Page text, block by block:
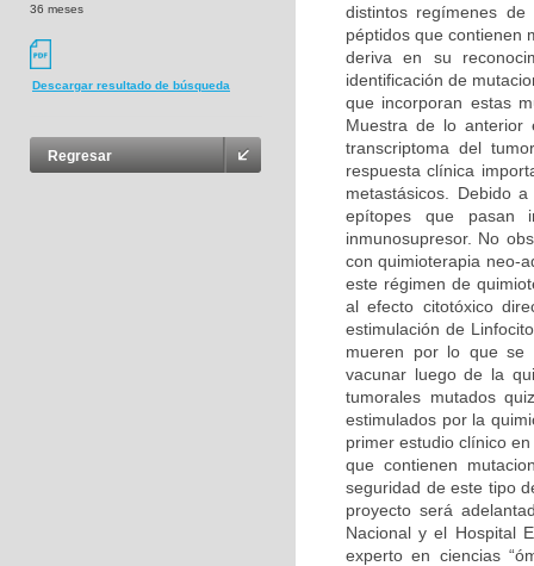
36 meses
Descargar resultado de búsqueda
Regresar
distintos regímenes
péptidos que contienen
deriva en su
identificación de
que incorporan estas
Muestra de lo
transcriptoma del
respuesta clínica
metastásicos. Debido
epítopes que pasan
inmunosupresor. No
con quimioterapia neo-
este régimen de
al efecto citotóxico
estimulación de
mueren por lo que se
vacunar luego de la
tumorales mutados
estimulados por la
primer estudio clínico
que contienen
seguridad de este tipo
proyecto será
Nacional y el Hospital
experto en ciencias